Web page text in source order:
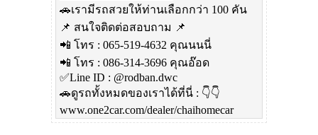
🚗เรามีรถสวยให้ท่านเลือกกว่า 100 คัน
📌 สนใจติดต่อสอบถาม 📌
📲 โทร : 065-519-4632 คุณนนนี่
📲 โทร : 086-314-3696 คุณอ๊อด
✅Line ID : @rodban.dwc​
🚗ดูรถทั้งหมดของเราได้ที่นี่ : 👇👇
www.one2car.com/dealer/chaihomecar